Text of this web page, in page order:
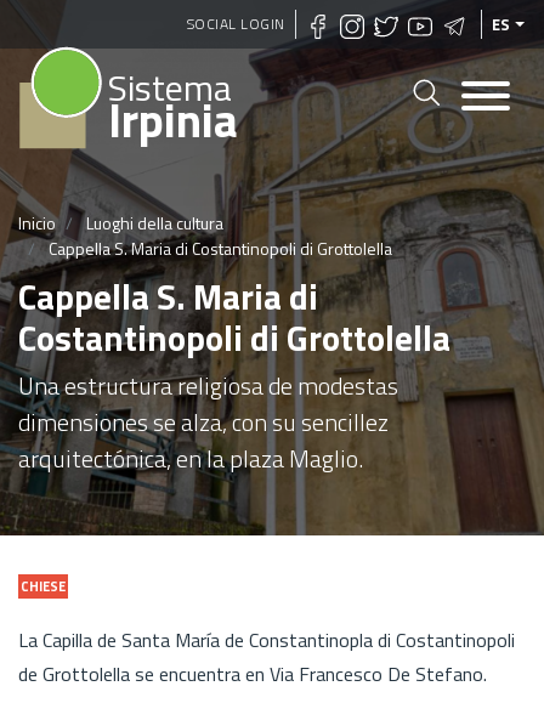
Pasar
al
contenido
principal
SOCIAL LOGIN ES
Sistema
Irpinia
Inicio
Luoghi della cultura
Cappella S. Maria di Costantinopoli di Grottolella
Cappella S. Maria di
Costantinopoli di Grottolella
Una estructura religiosa de modestas
dimensiones se alza, con su sencillez
arquitectónica, en la plaza Maglio.
CHIESE
La Capilla de Santa María de Constantinopla di Costantinopoli
de Grottolella se encuentra en Via Francesco De Stefano.